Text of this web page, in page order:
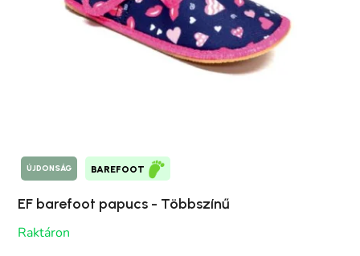
ÚJDONSÁG BAREFOOT
EF barefoot papucs - Többszínű
Raktáron